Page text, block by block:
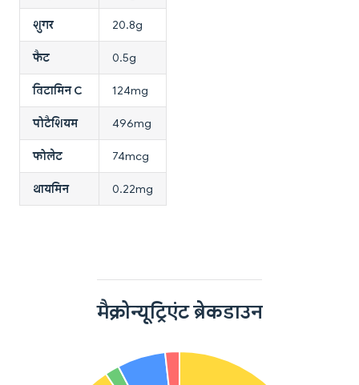
शुगर 20.8g
फैट 0.5g
विटामिन C 124mg
पोटैशियम 496mg
फोलेट 74mcg
थायमिन 0.22mg
मैक्रोन्यूट्रिएंट ब्रेकडाउन